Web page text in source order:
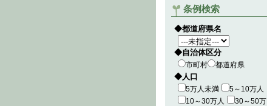
条例検索
◆都道府県名
◆自治体区分
市町村 都道府県
◆人口
5万人未満
5～10万人
10～30万人
30～50万